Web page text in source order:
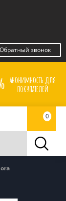
Обратный звонок
анонимность для
покупателей
0